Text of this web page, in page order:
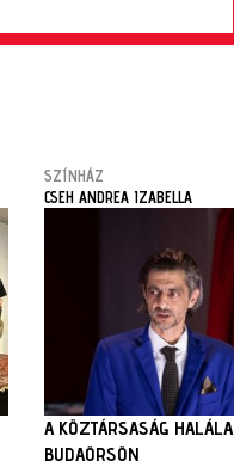
SZÍNHÁZ
CSEH ANDREA IZABELLA
A KÖZTÁRSASÁG HALÁLA
BUDAÖRSÖN